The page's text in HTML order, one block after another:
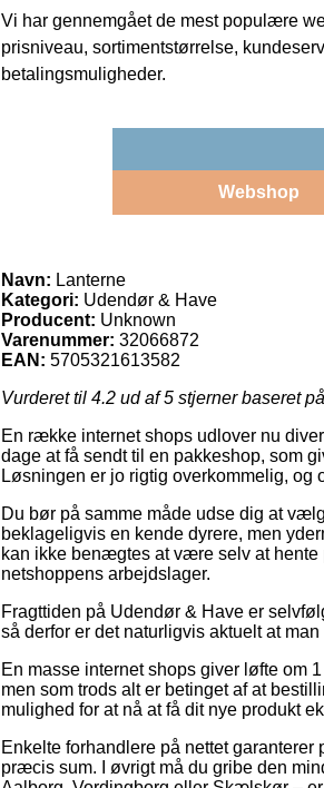
Vi har gennemgået de mest populære
prisniveau, sortimentstørrelse,
betalingsmuligheder.
Webshop
Navn: Lanterne
Kategori: Udendør & Have
Producent: Unknown
Varenummer: 32066872
EAN: 5705321613582
Vurderet til 4.2 ud af 5 stjerner baseret på
En række internet shops udlover nu
dage at få sendt til en pakkeshop, som
Løsningen er jo rigtig overkommelig, og
Du bør på samme måde udse dig at
beklageligvis en kende dyrere, men
kan ikke benægtes at være selv at hente
netshoppens arbejdslager.
Fragttiden på Udendør & Have er
så derfor er det naturligvis aktuelt at
En masse internet shops giver løfte om
men som trods alt er betinget af at
mulighed for at nå at få dit nye produkt
Enkelte forhandlere på nettet
præcis sum. I øvrigt må du gribe den